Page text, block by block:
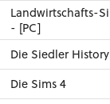
Landwirtschafts-
- [PC]
Die Siedler
Die Sims 4